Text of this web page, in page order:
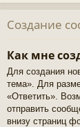
Создание
Как мне
Для создания
тема». Для
«Ответить».
отправить
внизу страниц